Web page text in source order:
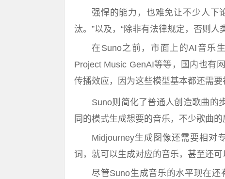
强悍的能力，也难免让不少人下
汰。”以及，“除非有法律规定，否则人
在Suno之前，市面上的AI音乐
Project Music GenAI等等，国内也有
传播效应，因为这些模型基本都还需
Suno则简化了普通人创造歌曲的
同的模式生成想要的音乐，不少歌曲的
Midjourney生成图像还需要相对
词，就可以生成对应的音乐，甚至还可
尽管Suno生成音乐的水平现在还